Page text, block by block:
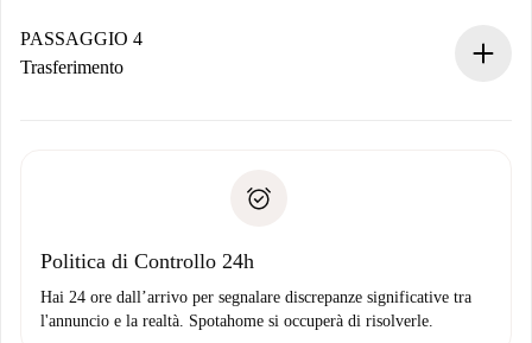
contatto con il proprietario.
Se rifiutata: non ti addebiteremo nulla e ti proporremo
Domiciliazione del pagamento
PASSAGGIO 4
Trasferimento
solo se non segnali problemi.
Politica di Controllo 24h
Hai 24 ore dall’arrivo per segnalare discrepanze significative tra
l'annuncio e la realtà. Spotahome si occuperà di risolverle.